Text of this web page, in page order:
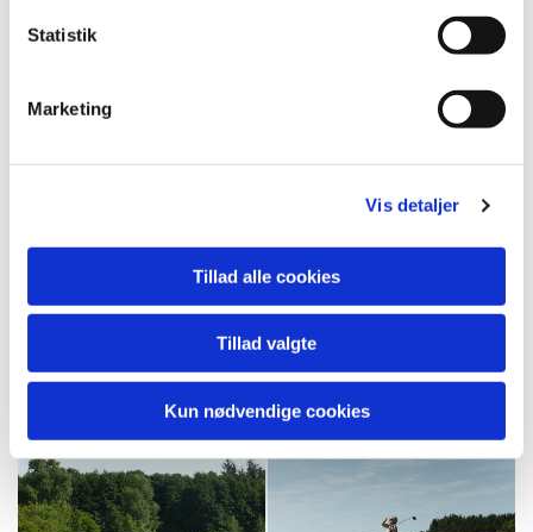
Statistik
Marketing
Vis detaljer
Tillad alle cookies
Tillad valgte
Kun nødvendige cookies